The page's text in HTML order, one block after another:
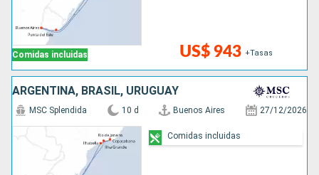
Comidas incluidas US$ 943 +Tasas
ARGENTINA, BRASIL, URUGUAY
MSC Splendida 10 d Buenos Aires 27/12/2026
Comidas incluidas